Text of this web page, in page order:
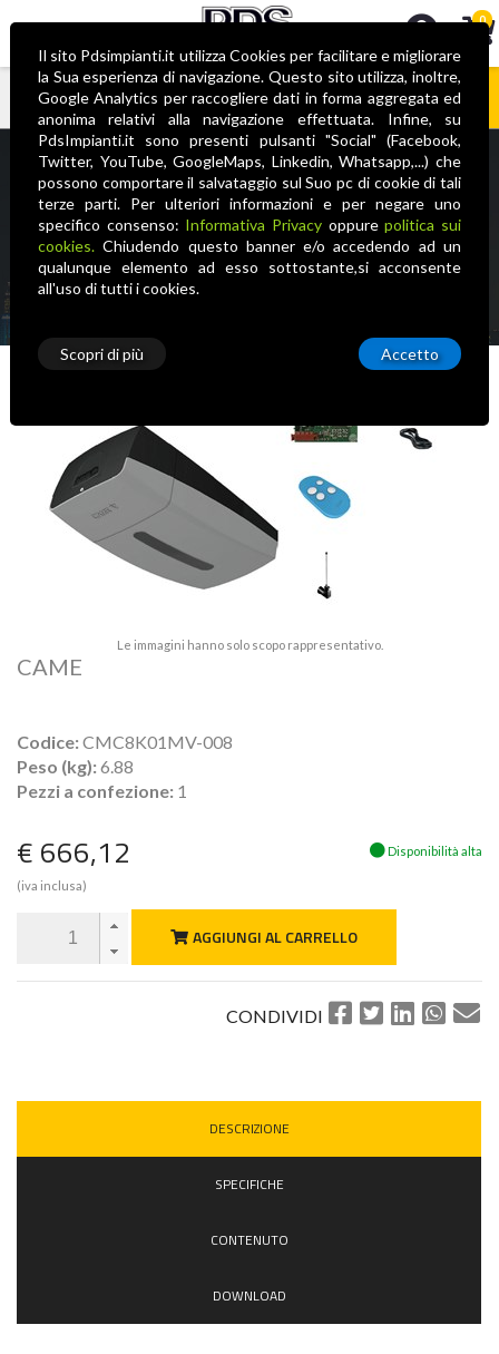
0
Nessun prodotto nel carrello
CM8K01MV-008 VER10K01
KIT AUTOMAZIO
Home N/A N/A N/A N/A
CM8K01MV-008
VER10K01 KIT AUTOMAZIO
Le immagini hanno solo scopo rappresentativo.
CAME
Codice: CMC8K01MV-008
Peso (kg): 6.88
Pezzi a confezione: 1
€ 666,12
(iva inclusa)
Disponibilità alta
AGGIUNGI AL CARRELLO
CONDIVIDI
DESCRIZIONE
SPECIFICHE
CONTENUTO
DOWNLOAD
Il sito Pdsimpianti.it utilizza Cookies per facilitare e migliorare
la Sua esperienza di navigazione. Questo sito utilizza, inoltre,
Google Analytics per raccogliere dati in forma aggregata ed
anonima relativi alla navigazione effettuata. Infine, su
PdsImpianti.it sono presenti pulsanti "Social" (Facebook,
Twitter, YouTube, GoogleMaps, Linkedin, Whatsapp,...) che
possono comportare il salvataggio sul Suo pc di cookie di tali
terze parti. Per ulteriori informazioni e per negare uno
specifico consenso: Informativa Privacy oppurepolitica sui
cookies.Chiudendo questo banner e/o accedendo ad un
qualunque elemento ad esso sottostante,si acconsente
all'uso di tutti i cookies.
Scopri di più Accetto